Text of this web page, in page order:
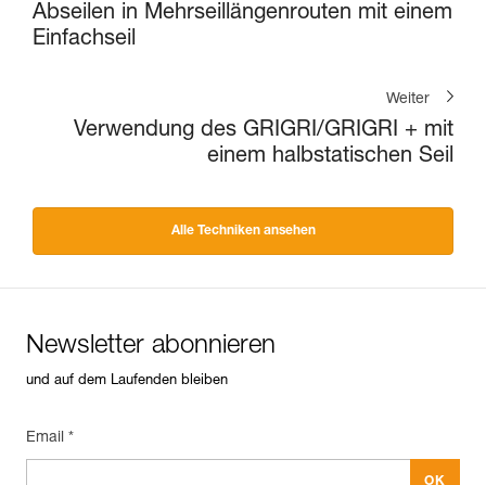
Abseilen in Mehrseillängenrouten mit einem
Einfachseil
Weiter
Verwendung des GRIGRI/GRIGRI + mit
einem halbstatischen Seil
Alle Techniken ansehen
Newsletter abonnieren
und auf dem Laufenden bleiben
Email *